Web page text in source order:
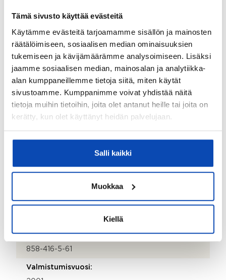
Tämä sivusto käyttää evästeitä
Käytämme evästeitä tarjoamamme sisällön ja mainosten
räätälöimiseen, sosiaalisen median ominaisuuksien
tukemiseen ja kävijämäärämme analysoimiseen. Lisäksi
jaamme sosiaalisen median, mainosalan ja analytiikka-
alan kumppaneillemme tietoja siitä, miten käytät
sivustoamme. Kumppanimme voivat yhdistää näitä
tietoja muihin tietoihin, joita olet antanut heille tai joita on
kerätty, kun olet käyttänyt heidän palvelujaan.
Salli kaikki
Muokkaa
Kiellä
Maakellari, lämmin ulkovarasto ja kaapistot
Ulkovarasto osittain eristetty. Varastossa voimavirta.
Kohteessa on satelliittiantenni:
Taloyhtiössä on antenni:
Kyllä
Kohde myydään kalustettuna:
Kiinteistötunnus:
858-416-5-61
Valmistumisvuosi: